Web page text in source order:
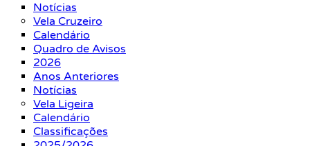
Notícias
Vela Cruzeiro
Calendário
Quadro de Avisos
2026
Anos Anteriores
Notícias
Vela Ligeira
Calendário
Classificações